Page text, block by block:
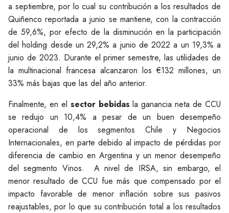
a septiembre, por lo cual su contribución a los resultados de
Quiñenco reportada a junio se mantiene, con la contracción
de 59,6%, por efecto de la disminución en la participación
del holding desde un 29,2% a junio de 2022 a un 19,3% a
junio de 2023. Durante el primer semestre, las utilidades de
la multinacional francesa alcanzaron los €132 millones, un
33% más bajas que las del año anterior.
Finalmente, en el sector bebidas la ganancia neta de CCU
se redujo un 10,4% a pesar de un buen desempeño
operacional de los segmentos Chile y Negocios
Internacionales, en parte debido al impacto de pérdidas por
diferencia de cambio en Argentina y un menor desempeño
del segmento Vinos. A nivel de IRSA, sin embargo, el
menor resultado de CCU fue más que compensado por el
impacto favorable de menor inflación sobre sus pasivos
reajustables, por lo que su contribución total a los resultados